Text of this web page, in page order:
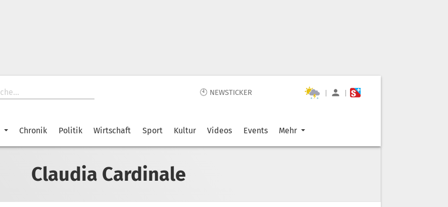
🕙 NEWSTICKER | |
Chronik Politik Wirtschaft Sport Kultur Videos Events Mehr
Claudia Cardinale